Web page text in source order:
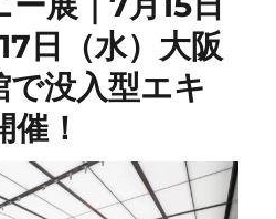
日（水）大阪
で没入型エキ
！